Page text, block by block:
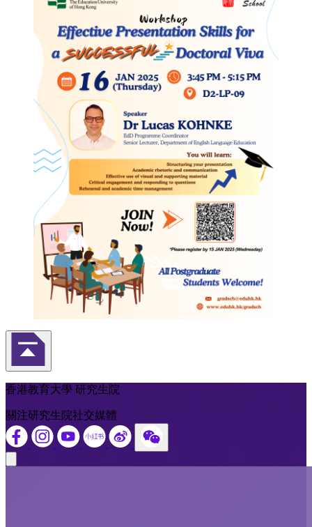
返回頁首
香港教育大學 研究生院
關注研究生院社交媒體
Close modal